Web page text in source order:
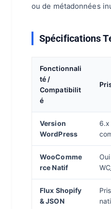
ou de métadonnées
Spécifications
Fonctionnali
té /
Compatibilit
é
Version
WordPress
6.x
WooComme
rce Natif
Flux Shopify
& JSON